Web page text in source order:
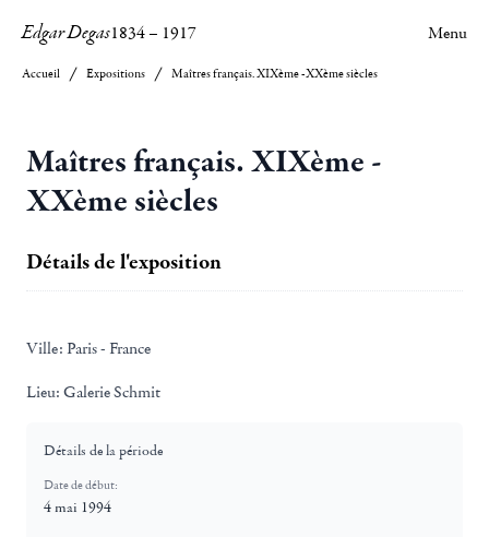
Edgar Degas1834– 1917 Menu
Accueil Expositions Maîtres français. XIXème -XXème siècles
Maîtres français. XIXème -
XXème siècles
Détails de l'exposition
Ville: Paris - France
Lieu: Galerie Schmit
Détails de la période
Date de début:
4 mai 1994